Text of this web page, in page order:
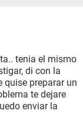
tenia el mismo
di con la
quise preparar un
te dejare
enviar la